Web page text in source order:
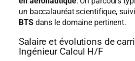
un baccalauréat scientifique, suivi
BTSdans le domaine pertinent.
Salaire et évolutions de
Ingénieur Calcul H/F